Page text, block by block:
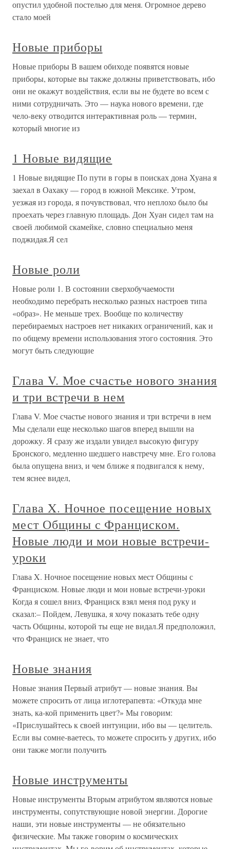
опустил удобной постелью для меня. Огромное дерево
стало моей
Новые приборы
Новые приборы В вашем обиходе появятся новые
приборы, которые вы также должны приветствовать, ибо
они не окажут воздействия, если вы не будете во всем с
ними сотрудничать. Это — наука нового времени, где
чело-веку отводится интерактивная роль — термин,
который многие из
1 Новые видящие
1 Новые видящие По пути в горы в поисках дона Хуана я
заехал в Оахаку — город в южной Мексике. Утром,
уезжая из города, я почувствовал, что неплохо было бы
проехать через главную площадь. Дон Хуан сидел там на
своей любимой скамейке, словно специально меня
поджидая.Я сел
Новые роли
Новые роли 1. В состоянии сверхобучаемости
необходимо перебрать несколько разных настроев типа
«образ». Не меньше трех. Вообще по количеству
перебираемых настроев нет никаких ограничений, как и
по общему времени использования этого состояния. Это
могут быть следующие
Глава V. Мое счастье нового знания
и три встречи в нем
Глава V. Мое счастье нового знания и три встречи в нем
Мы сделали еще несколько шагов вперед вышли на
дорожку. Я сразу же издали увидел высокую фигуру
Бронского, медленно шедшего навстречу мне. Его голова
была опущена вниз, и чем ближе я подвигался к нему,
тем яснее видел,
Глава X. Ночное посещение новых
мест Общины с Франциском.
Новые люди и мои новые встречи-
уроки
Глава X. Ночное посещение новых мест Общины с
Франциском. Новые люди и мои новые встречи-уроки
Когда я сошел вниз, Франциск взял меня под руку и
сказал:– Пойдем, Левушка, я хочу показать тебе одну
часть Общины, которой ты еще не видал.Я предположил,
что Франциск не знает, что
Новые знания
Новые знания Первый атрибут — новые знания. Вы
можете спросить от лица иглотерапевта: «Откуда мне
знать, ка-кой применить цвет?» Мы говорим:
«Прислушайтесь к своей интуиции, ибо вы — целитель.
Если вы сомне-ваетесь, то можете спросить у других, ибо
они также могли получить
Новые инструменты
Новые инструменты Вторым атрибутом являются новые
инструменты, сопутствующие новой энергии. Дорогие
наши, эти новые инструменты — не обязательно
физические. Мы также говорим о космических